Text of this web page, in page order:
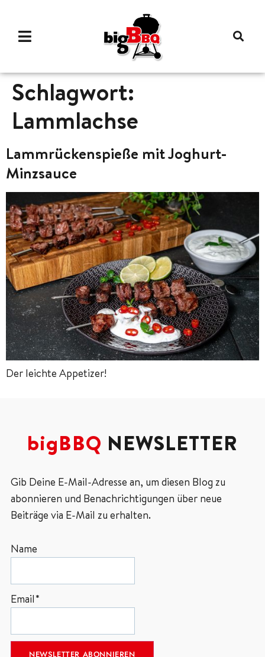
Schlagwort:
Lammlachse
Lammrückenspieße mit Joghurt-
Minzsauce
Der leichte Appetizer!
bigBBQ NEWSLETTER
Gib Deine E-Mail-Adresse an, um diesen Blog zu
abonnieren und Benachrichtigungen über neue
Beiträge via E-Mail zu erhalten.
Name
Email*